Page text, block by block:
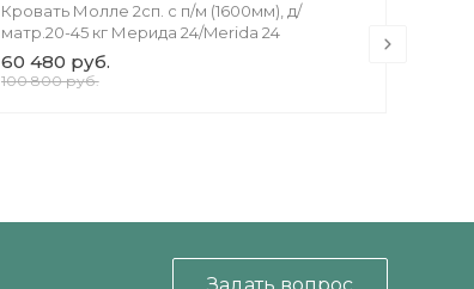
Кровать Молле 2сп. с п/м (1600мм), д/
матр.20-45 кг Мерида 24/Merida 24
60 480 руб.
100 800 руб.